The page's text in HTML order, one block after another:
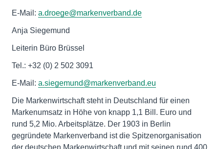
E-Mail: a.droege@markenverband.de
Anja Siegemund
Leiterin Büro Brüssel
Tel.: +32 (0) 2 502 3091
E-Mail: a.siegemund@markenverband.eu
Die Markenwirtschaft steht in Deutschland für einen
Markenumsatz in Höhe von knapp 1,1 Bill. Euro und
rund 5,2 Mio. Arbeitsplätze. Der 1903 in Berlin
gegründete Markenverband ist die Spitzenorganisation
der deutschen Markenwirtschaft und mit seinen rund 400